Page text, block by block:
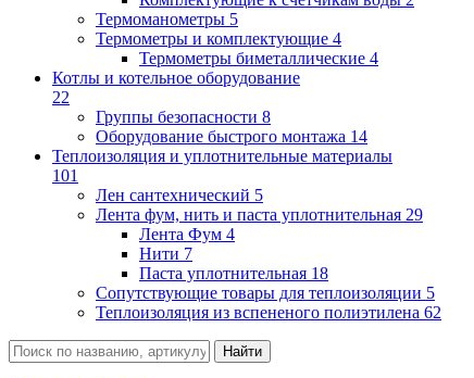
Термоманометры 5
Термометры и комплектующие 4
Термометры биметаллические 4
Котлы и котельное оборудование
22
Группы безопасности 8
Оборудование быстрого монтажа 14
Теплоизоляция и уплотнительные материалы
101
Лен сантехнический 5
Лента фум, нить и паста уплотнительная 29
Лента Фум 4
Нити 7
Паста уплотнительная 18
Сопутствующие товары для теплоизоляции 5
Теплоизоляция из вспененого полиэтилена 62